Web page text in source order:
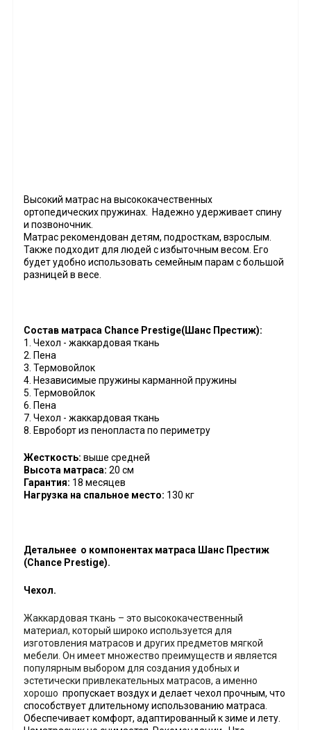
Высокий матрас на высококачественных
ортопедических пружинах. Надежно удерживает спину
и позвоночник.
Матрас рекомендован детям, подросткам, взрослым.
Также подходит для людей с избыточным весом. Его
будет удобно использовать семейным парам с большой
разницей в весе.
Состав матраса Chance Prestige(Шанс Престиж):
1. Чехол - жаккардовая ткань
2. Пена
3. Термовойлок
4. Независимые пружины карманной пружины
5. Термовойлок
6. Пена
7. Чехол - жаккардовая ткань
8. Евроборт из пенопласта по периметру
Жесткость: выше средней
Высота матраса: 20 см
Гарантия: 18 месяцев
Нагрузка на спальное место: 130 кг
Детальнее о компонентах матраса Шанс Престиж
(Chance Prestige).
Чехол.
Жаккардовая ткань – это высококачественный
материал, который широко используется для
изготовления матрасов и других предметов мягкой
мебели. Он имеет множество преимуществ и является
популярным выбором для создания удобных и
эстетически привлекательных матрасов, а именно
хорошо пропускает воздух и делает чехол прочным, что
способствует длительному использованию матраса.
Обеспечивает комфорт, адаптированный к зиме и лету.